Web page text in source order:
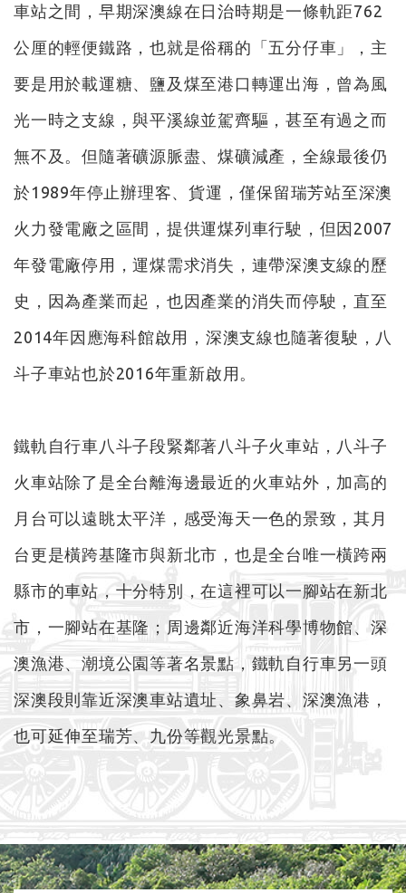
車站之間，早期深澳線在日治時期是一條軌距762
公厘的輕便鐵路，也就是俗稱的「五分仔車」，主
要是用於載運糖、鹽及煤至港口轉運出海，曾為風
光一時之支線，與平溪線並駕齊驅，甚至有過之而
無不及。但隨著礦源脈盡、煤礦減產，全線最後仍
於1989年停止辦理客、貨運，僅保留瑞芳站至深澳
火力發電廠之區間，提供運煤列車行駛，但因2007
年發電廠停用，運煤需求消失，連帶深澳支線的歷
史，因為產業而起，也因產業的消失而停駛，直至
2014年因應海科館啟用，深澳支線也隨著復駛，八
斗子車站也於2016年重新啟用。
鐵軌自行車八斗子段緊鄰著八斗子火車站，八斗子
火車站除了是全台離海邊最近的火車站外，加高的
月台可以遠眺太平洋，感受海天一色的景致，其月
台更是橫跨基隆市與新北市，也是全台唯一橫跨兩
縣市的車站，十分特別，在這裡可以一腳站在新北
市，一腳站在基隆；周邊鄰近海洋科學博物館、深
澳漁港、潮境公園等著名景點，鐵軌自行車另一頭
深澳段則靠近深澳車站遺址、象鼻岩、深澳漁港，
也可延伸至瑞芳、九份等觀光景點。